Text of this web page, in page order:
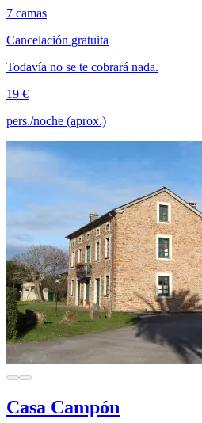
7 camas
Cancelación gratuita
Todavía no se te cobrará nada.
19 €
pers./noche (aprox.)
Casa Campón